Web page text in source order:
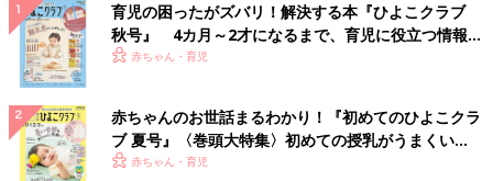
育児の困ったがズバリ！解決する本『ひよこクラブ
秋号』 4カ月～2才になるまで、育児に役立つ情報が
いっぱい！
赤ちゃん・育児
赤ちゃんのお世話まるわかり！『初めてのひよこクラ
ブ 夏号』〈巻頭大特集〉初めての授乳がうまくい
く！ おっぱい・ミルクの基本と夏のトラブル 解決テ
赤ちゃん・育児